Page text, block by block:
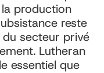
production
reste
secteur privé
Lutheran
essentiel que